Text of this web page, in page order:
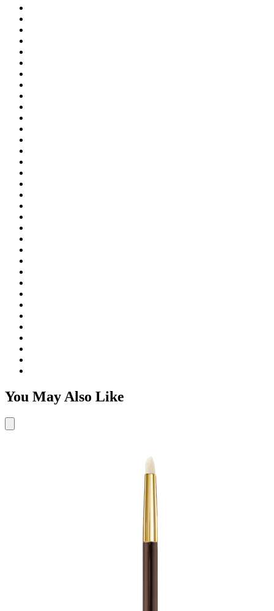
You May Also Like